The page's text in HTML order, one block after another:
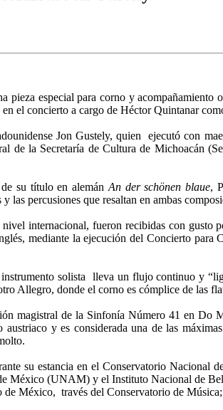
especial para corno y acompañamiento
el concierto a cargo de Héctor Quintanar
Jon Gustely, quien ejecutó con
la Secretaría de Cultura de Michoacán
su título en alemán An der schönen blaue,
percusiones que resaltan en ambas
internacional, fueron recibidas con gusto
mediante la ejecución del Concierto
solista lleva un flujo continuo y
Allegro, donde el corno es cómplice de las
magistral de la Sinfonía Número 41 en Do
y es considerada una de las
su estancia en el Conservatorio Nacional
México (UNAM) y el Instituto Nacional de
México, través del Conservatorio de